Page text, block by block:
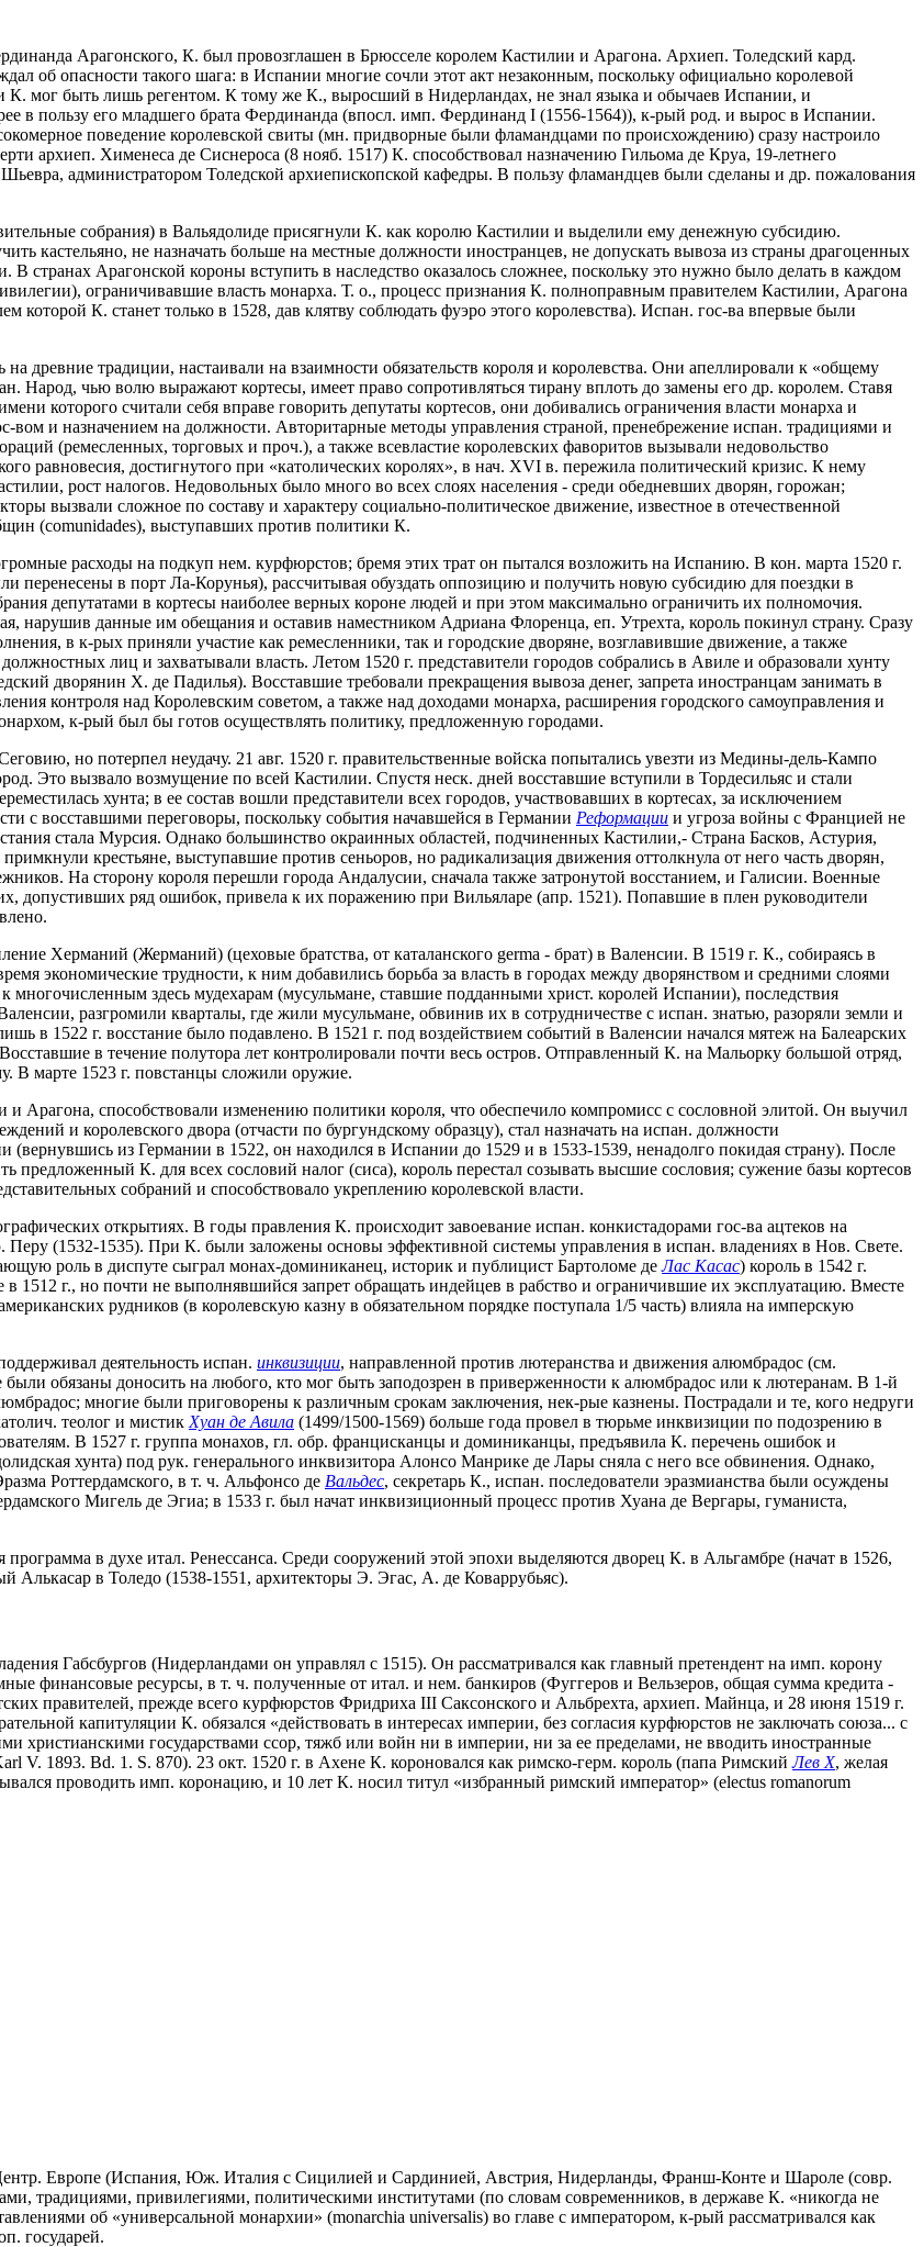
Арагонского, К. был провозглашен в Брюсселе королем Кастилии и Арагона. Архиеп. Толедский кард.
об опасности такого шага: в Испании многие сочли этот акт незаконным, поскольку официально королевой
К. мог быть лишь регентом. К тому же К., выросший в Нидерландах, не знал языка и обычаев Испании, и
в пользу его младшего брата Фердинанда (впосл. имп. Фердинанд I (1556-1564)), к-рый род. и вырос в Испании.
поведение королевской свиты (мн. придворные были фламандцами по происхождению) сразу настроило
архиеп. Хименеса де Сиснероса (8 нояб. 1517) К. способствовал назначению Гильома де Круа, 19-летнего
администратором Толедской архиепископской кафедры. В пользу фламандцев были сделаны и др. пожалования
собрания) в Вальядолиде присягнули К. как королю Кастилии и выделили ему денежную субсидию.
кастельяно, не назначать больше на местные должности иностранцев, не допускать вывоза из страны драгоценных
В странах Арагонской короны вступить в наследство оказалось сложнее, поскольку это нужно было делать в каждом
ограничивавшие власть монарха. Т. о., процесс признания К. полноправным правителем Кастилии, Арагона
которой К. станет только в 1528, дав клятву соблюдать фуэро этого королевства). Испан. гос-ва впервые были
древние традиции, настаивали на взаимности обязательств короля и королевства. Они апеллировали к «общему
Народ, чью волю выражают кортесы, имеет право сопротивляться тирану вплоть до замены его др. королем. Ставя
которого считали себя вправе говорить депутаты кортесов, они добивались ограничения власти монарха и
вом и назначением на должности. Авторитарные методы управления страной, пренебрежение испан. традициями и
(ремесленных, торговых и проч.), а также всевластие королевских фаворитов вызывали недовольство
равновесия, достигнутого при «католических королях», в нач. XVI в. пережила политический кризис. К нему
рост налогов. Недовольных было много во всех слоях населения - среди обедневших дворян, горожан;
вызвали сложное по составу и характеру социально-политическое движение, известное в отечественной
(comunidades), выступавших против политики К.
расходы на подкуп нем. курфюрстов; бремя этих трат он пытался возложить на Испанию. В кон. марта 1520 г.
перенесены в порт Ла-Корунья), рассчитывая обуздать оппозицию и получить новую субсидию для поездки в
депутатами в кортесы наиболее верных короне людей и при этом максимально ограничить их полномочия.
нарушив данные им обещания и оставив наместником Адриана Флоренца, еп. Утрехта, король покинул страну. Сразу
в к-рых приняли участие как ремесленники, так и городские дворяне, возглавившие движение, а также
лиц и захватывали власть. Летом 1520 г. представители городов собрались в Авиле и образовали хунту
дворянин Х. де Падилья). Восставшие требовали прекращения вывоза денег, запрета иностранцам занимать в
контроля над Королевским советом, а также над доходами монарха, расширения городского самоуправления и
к-рый был бы готов осуществлять политику, предложенную городами.
но потерпел неудачу. 21 авг. 1520 г. правительственные войска попытались увезти из Медины-дель-Кампо
Это вызвало возмущение по всей Кастилии. Спустя неск. дней восставшие вступили в Тордесильяс и стали
хунта; в ее состав вошли представители всех городов, участвовавших в кортесах, за исключением
с восставшими переговоры, поскольку события начавшейся в Германии Реформации и угроза войны с Францией не
стала Мурсия. Однако большинство окраинных областей, подчиненных Кастилии,- Страна Басков, Астурия,
крестьяне, выступавшие против сеньоров, но радикализация движения оттолкнула от него часть дворян,
На сторону короля перешли города Андалусии, сначала также затронутой восстанием, и Галисии. Военные
допустивших ряд ошибок, привела к их поражению при Вильяларе (апр. 1521). Попавшие в плен руководители
Херманий (Жерманий) (цеховые братства, от каталанского germа - брат) в Валенсии. В 1519 г. К., собираясь в
экономические трудности, к ним добавились борьба за власть в городах между дворянством и средними слоями
многочисленным здесь мудехарам (мусульмане, ставшие подданными христ. королей Испании), последствия
разгромили кварталы, где жили мусульмане, обвинив их в сотрудничестве с испан. знатью, разоряли земли и
в 1522 г. восстание было подавлено. В 1521 г. под воздействием событий в Валенсии начался мятеж на Балеарских
в течение полутора лет контролировали почти весь остров. Отправленный К. на Мальорку большой отряд,
В марте 1523 г. повстанцы сложили оружие.
Арагона, способствовали изменению политики короля, что обеспечило компромисс с сословной элитой. Он выучил
и королевского двора (отчасти по бургундскому образцу), стал назначать на испан. должности
из Германии в 1522, он находился в Испании до 1529 и в 1533-1539, ненадолго покидая страну). После
предложенный К. для всех сословий налог (сиса), король перестал созывать высшие сословия; сужение базы кортесов
собраний и способствовало укреплению королевской власти.
открытиях. В годы правления К. происходит завоевание испан. конкистадорами гос-ва ацтеков на
Перу (1532-1535). При К. были заложены основы эффективной системы управления в испан. владениях в Нов. Свете.
роль в диспуте сыграл монах-доминиканец, историк и публицист Бартоломе деЛас Касас) король в 1542 г.
г., но почти не выполнявшийся запрет обращать индейцев в рабство и ограничившие их эксплуатацию. Вместе
рудников (в королевскую казну в обязательном порядке поступала 1/5 часть) влияла на имперскую
деятельность испан. инквизиции, направленной против лютеранства и движения алюмбрадос (см.
обязаны доносить на любого, кто мог быть заподозрен в приверженности к алюмбрадос или к лютеранам. В 1-й
многие были приговорены к различным срокам заключения, нек-рые казнены. Пострадали и те, кого недруги
теолог и мистик Хуан де Авила (1499/1500-1569) больше года провел в тюрьме инквизиции по подозрению в
В 1527 г. группа монахов, гл. обр. францисканцы и доминиканцы, предъявила К. перечень ошибок и
хунта) под рук. генерального инквизитора Алонсо Манрике де Лары сняла с него все обвинения. Однако,
Роттердамского, в т. ч. Альфонсо де Вальдес, секретарь К., испан. последователи эразмианства были осуждены
Мигель де Эгиа; в 1533 г. был начат инквизиционный процесс против Хуана де Вергары, гуманиста,
в духе итал. Ренессанса. Среди сооружений этой эпохи выделяются дворец К. в Альгамбре (начат в 1526,
Алькасар в Толедо (1538-1551, архитекторы Э. Эгас, А. де Коваррубьяс).
Габсбургов (Нидерландами он управлял с 1515). Он рассматривался как главный претендент на имп. корону
финансовые ресурсы, в т. ч. полученные от итал. и нем. банкиров (Фуггеров и Вельзеров, общая сумма кредита -
правителей, прежде всего курфюрстов Фридриха III Саксонского и Альбрехта, архиеп. Майнца, и 28 июня 1519 г.
капитуляции К. обязался «действовать в интересах империи, без согласия курфюрстов не заключать союза... с
христианскими государствами ссор, тяжб или войн ни в империи, ни за ее пределами, не вводить иностранные
V. 1893. Bd. 1. S. 870). 23 окт. 1520 г. в Ахене К. короновался как римско-герм. король (папа РимскийЛев X, желая
проводить имп. коронацию, и 10 лет К. носил титул «избранный римский император» (electus romanorum
Европе (Испания, Юж. Италия с Сицилией и Сардинией, Австрия, Нидерланды, Франш-Конте и Шароле (совр.
традициями, привилегиями, политическими институтами (по словам современников, в державе К. «никогда не
об «универсальной монархии» (monarchia universalis) во главе с императором, к-рый рассматривался как
государей.